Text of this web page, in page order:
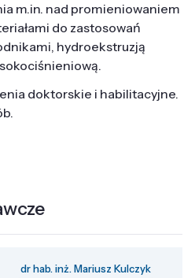
m.in. nad promieniowaniem
do zastosowań
hydroekstruzją
doktorskie i habilitacyjne.
dr hab. inż. Mariusz Kulczyk